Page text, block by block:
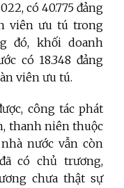
có 40.775 đảng
viên ưu tú trong
đó, khối doanh
có 18.348 đảng
viên ưu tú.
công tác phát
thanh niên thuộc
nước vẫn còn
có chủ trương,
chưa thật sự